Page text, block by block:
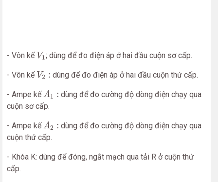
- Vôn kế V1
V1; dùng để đo điện áp ở hai đầu cuộn sơ cấp.
- Vôn kế V2 :
V2 : dùng để đo điện áp ở hai đầu cuộn thứ cấp.
- Ampe kếA1 :
A
dùng để đo cường độ dòng điện chạy qua
cuộn sơ cấp.
- Ampe kếA2 :
A
dùng để đo cường độ dòng điện chạy qua
cuộn thứ cấp.
- Khóa K: dùng để đóng, ngắt mạch qua tải R ở cuộn thứ
cấp.